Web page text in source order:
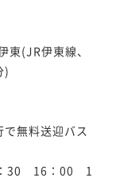
(JR伊東線、
)
無料送迎バス
30　16：00　1